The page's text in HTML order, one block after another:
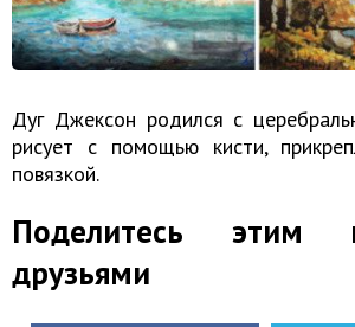
Дуг Джексон родился с
рисует с помощью кисти,
повязкой.
Поделитесь этим
друзьями